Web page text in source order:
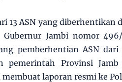
13 ASN yang diberhentikan
Gubernur Jambi nomor
pemberhentian ASN
pemerintah Provinsi
laporan resmi ke